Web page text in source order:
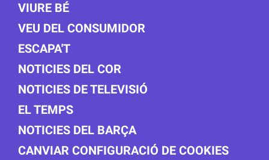
VIURE BÉ
VEU DEL CONSUMIDOR
ESCAPA'T
NOTICIES DEL COR
NOTICIES DE TELEVISIÓ
EL TEMPS
NOTICIES DEL BARÇA
CANVIAR CONFIGURACIÓ DE COOKIES